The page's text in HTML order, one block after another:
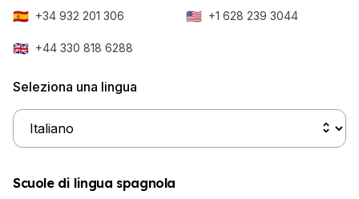
🇪🇸 +34 932 201 306 🇺🇸 +1 628 239 3044
🇬🇧 +44 330 818 6288
Seleziona una lingua
Scuole di lingua spagnola